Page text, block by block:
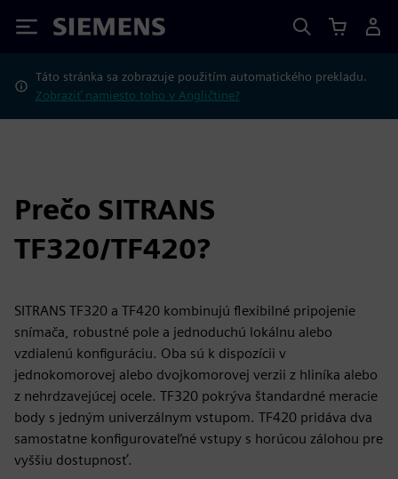
Siemens
Táto stránka sa zobrazuje použitím automatického prekladu.
Zobraziť namiesto toho v Angličtine?
Prečo SITRANS
TF320/TF420?
SITRANS TF320 a TF420 kombinujú flexibilné pripojenie
snímača, robustné pole a jednoduchú lokálnu alebo
vzdialenú konfiguráciu. Oba sú k dispozícii v
jednokomorovej alebo dvojkomorovej verzii z hliníka alebo
z nehrdzavejúcej ocele. TF320 pokrýva štandardné meracie
body s jedným univerzálnym vstupom. TF420 pridáva dva
samostatne konfigurovateľné vstupy s horúcou zálohou pre
vyššiu dostupnosť.